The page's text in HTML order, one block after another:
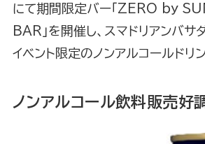
にて期間限定バー「ZERO by
BAR」を開催し、スマドリアンバサ
イベント限定のノンアルコールドリ
ノンアルコール飲料販売好